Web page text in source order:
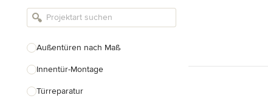
Armaturen & Sanitärbedarf
Außentüren nach Maß
Innentür-Montage
Türreparatur